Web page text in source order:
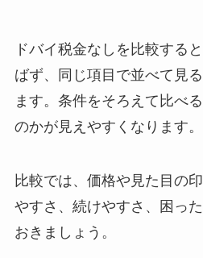
ドバイ税金なしを比較する
ばず、同じ項目で並べて見
ます。条件をそろえて比べ
のかが見えやすくなります。
比較では、価格や見た目の
やすさ、続けやすさ、困っ
おきましょう。